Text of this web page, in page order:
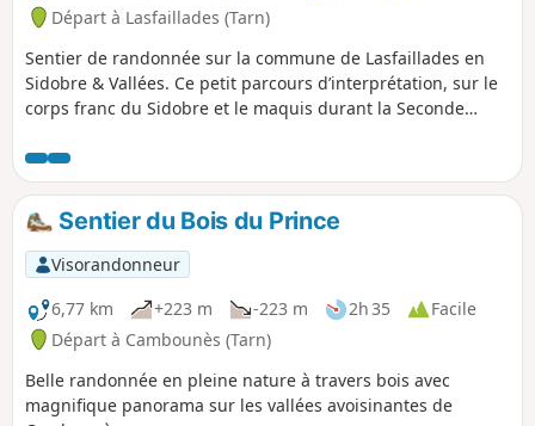
Départ à Lasfaillades (Tarn)
Sentier de randonnée sur la commune de Lasfaillades en
Sidobre & Vallées. Ce petit parcours d’interprétation, sur le
corps franc du Sidobre et le maquis durant la Seconde
du chemin de St-Jacques de Compostelle. Avant de partir,
nous vous conseillons un petit détour par la charcuterie
Lannet pour déguster quelques spécialités du Pays !(À
l’entrée du village direction Mazamet).Aire de pique-nique
dans le hameau à côté de la Mairie ou à côté du petit lac
aménagé à la fin du sentier.
Sentier du Bois du Prince
Visorandonneur
6,77 km
+223 m -223 m 2h 35
Facile
Départ à Cambounès (Tarn)
Belle randonnée en pleine nature à travers bois avec
magnifique panorama sur les vallées avoisinantes de